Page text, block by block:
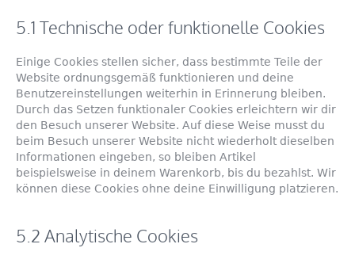
5.1 Technische oder funktionelle Cookies
Einige Cookies stellen sicher, dass bestimmte Teile der
Website ordnungsgemäß funktionieren und deine
Benutzereinstellungen weiterhin in Erinnerung bleiben.
Durch das Setzen funktionaler Cookies erleichtern wir dir
den Besuch unserer Website. Auf diese Weise musst du
beim Besuch unserer Website nicht wiederholt dieselben
Informationen eingeben, so bleiben Artikel
beispielsweise in deinem Warenkorb, bis du bezahlst. Wir
können diese Cookies ohne deine Einwilligung platzieren.
5.2 Analytische Cookies